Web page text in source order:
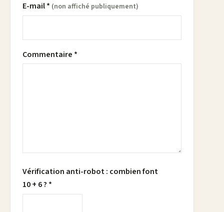
E-mail * (non affiché publiquement)
Commentaire *
Vérification anti-robot : combien font
10 + 6 ? *